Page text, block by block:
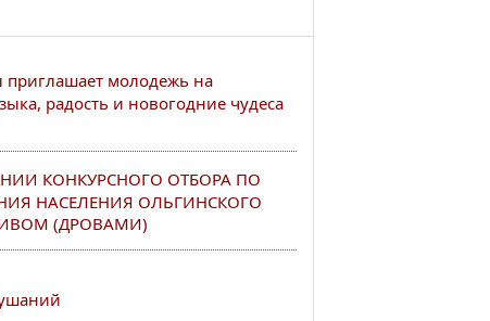
молодежь на
радость и новогодние чудеса
КОНКУРСНОГО ОТБОРА ПО
НАСЕЛЕНИЯ ОЛЬГИНСКОГО
(ДРОВАМИ)